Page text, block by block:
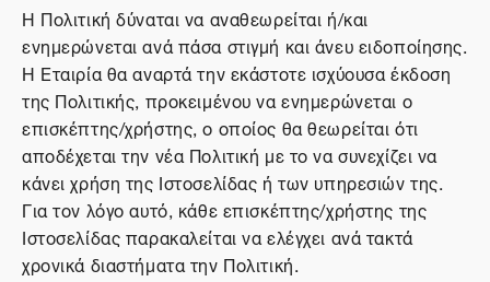
Η Πολιτική δύναται να αναθεωρείται ή/και
ενημερώνεται ανά πάσα στιγμή και άνευ ειδοποίησης.
Η Εταιρία θα αναρτά την εκάστοτε ισχύουσα έκδοση
της Πολιτικής, προκειμένου να ενημερώνεται ο
επισκέπτης/χρήστης, ο οποίος θα θεωρείται ότι
αποδέχεται την νέα Πολιτική με το να συνεχίζει να
κάνει χρήση της Ιστοσελίδας ή των υπηρεσιών της.
Για τον λόγο αυτό, κάθε επισκέπτης/χρήστης της
Ιστοσελίδας παρακαλείται να ελέγχει ανά τακτά
χρονικά διαστήματα την Πολιτική.